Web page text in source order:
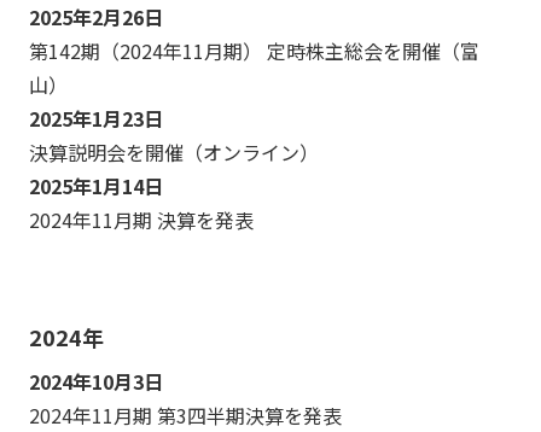
2025年2月26日
第142期（2024年11月期） 定時株主総会を開催（富
山）
2025年1月23日
決算説明会を開催（オンライン）
2025年1月14日
2024年11月期 決算を発表
2024年
2024年10月3日
2024年11月期 第3四半期決算を発表